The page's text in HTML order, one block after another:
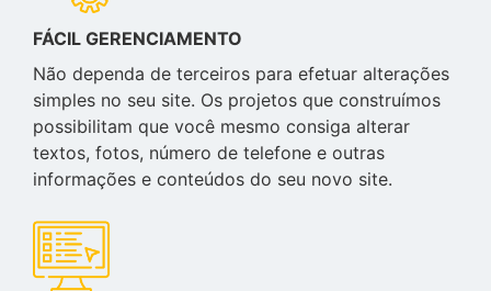
FÁCIL GERENCIAMENTO
Não dependa de terceiros para efetuar alterações
simples no seu site. Os projetos que construímos
possibilitam que você mesmo consiga alterar
textos, fotos, número de telefone e outras
informações e conteúdos do seu novo site.